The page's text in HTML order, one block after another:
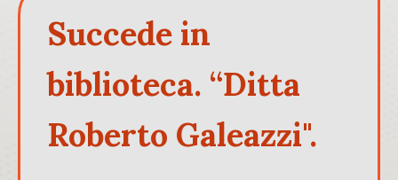
Succede in
biblioteca. “Ditta
Roberto Galeazzi".